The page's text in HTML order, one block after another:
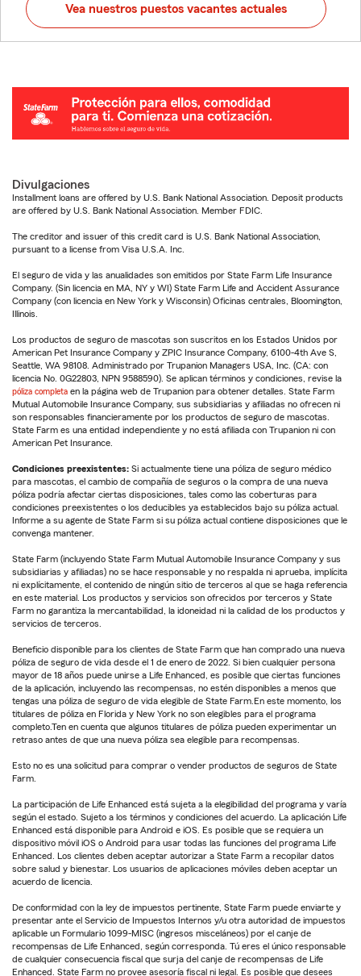
Vea nuestros puestos vacantes actuales
Divulgaciones
Installment loans are offered by U.S. Bank National Association. Deposit products
are offered by U.S. Bank National Association. Member FDIC.
The creditor and issuer of this credit card is U.S. Bank National Association,
pursuant to a license from Visa U.S.A. Inc.
El seguro de vida y las anualidades son emitidos por State Farm Life Insurance
Company. (Sin licencia en MA, NY y WI) State Farm Life and Accident Assurance
Company (con licencia en New York y Wisconsin) Oficinas centrales, Bloomington,
Illinois.
Los productos de seguro de mascotas son suscritos en los Estados Unidos por
American Pet Insurance Company y ZPIC Insurance Company, 6100-4th Ave S,
Seattle, WA 98108. Administrado por Trupanion Managers USA, Inc. (CA: con
licencia No. 0G22803, NPN 9588590). Se aplican términos y condiciones, revise la
póliza completa en la página web de Trupanion para obtener detalles. State Farm
Mutual Automobile Insurance Company, sus subsidiarias y afiliadas no ofrecen ni
son responsables financieramente por los productos de seguro de mascotas.
State Farm es una entidad independiente y no está afiliada con Trupanion ni con
American Pet Insurance.
Condiciones preexistentes: Si actualmente tiene una póliza de seguro médico
para mascotas, el cambio de compañía de seguros o la compra de una nueva
póliza podría afectar ciertas disposiciones, tales como las coberturas para
condiciones preexistentes o los deducibles ya establecidos bajo su póliza actual.
Informe a su agente de State Farm si su póliza actual contiene disposiciones que le
convenga mantener.
State Farm (incluyendo State Farm Mutual Automobile Insurance Company y sus
subsidiarias y afiliadas) no se hace responsable y no respalda ni aprueba, implícita
ni explícitamente, el contenido de ningún sitio de terceros al que se haga referencia
en este material. Los productos y servicios son ofrecidos por terceros y State
Farm no garantiza la mercantabilidad, la idoneidad ni la calidad de los productos y
servicios de terceros.
Beneficio disponible para los clientes de State Farm que han comprado una nueva
póliza de seguro de vida desde el 1 de enero de 2022. Si bien cualquier persona
mayor de 18 años puede unirse a Life Enhanced, es posible que ciertas funciones
de la aplicación, incluyendo las recompensas, no estén disponibles a menos que
tengas una póliza de seguro de vida elegible de State Farm.En este momento, los
titulares de póliza en Florida y New York no son elegibles para el programa
completo.Ten en cuenta que algunos titulares de póliza pueden experimentar un
retraso antes de que una nueva póliza sea elegible para recompensas.
Esto no es una solicitud para comprar o vender productos de seguros de State
Farm.
La participación de Life Enhanced está sujeta a la elegibilidad del programa y varía
según el estado. Sujeto a los términos y condiciones del acuerdo. La aplicación Life
Enhanced está disponible para Android e iOS. Es posible que se requiera un
dispositivo móvil iOS o Android para usar todas las funciones del programa Life
Enhanced. Los clientes deben aceptar autorizar a State Farm a recopilar datos
sobre salud y bienestar. Los usuarios de aplicaciones móviles deben aceptar un
acuerdo de licencia.
De conformidad con la ley de impuestos pertinente, State Farm puede enviarte y
presentar ante el Servicio de Impuestos Internos y/u otra autoridad de impuestos
aplicable un Formulario 1099-MISC (ingresos misceláneos) por el canje de
recompensas de Life Enhanced, según corresponda. Tú eres el único responsable
de cualquier consecuencia fiscal que surja del canje de recompensas de Life
Enhanced. State Farm no provee asesoría fiscal ni legal. Es posible que desees